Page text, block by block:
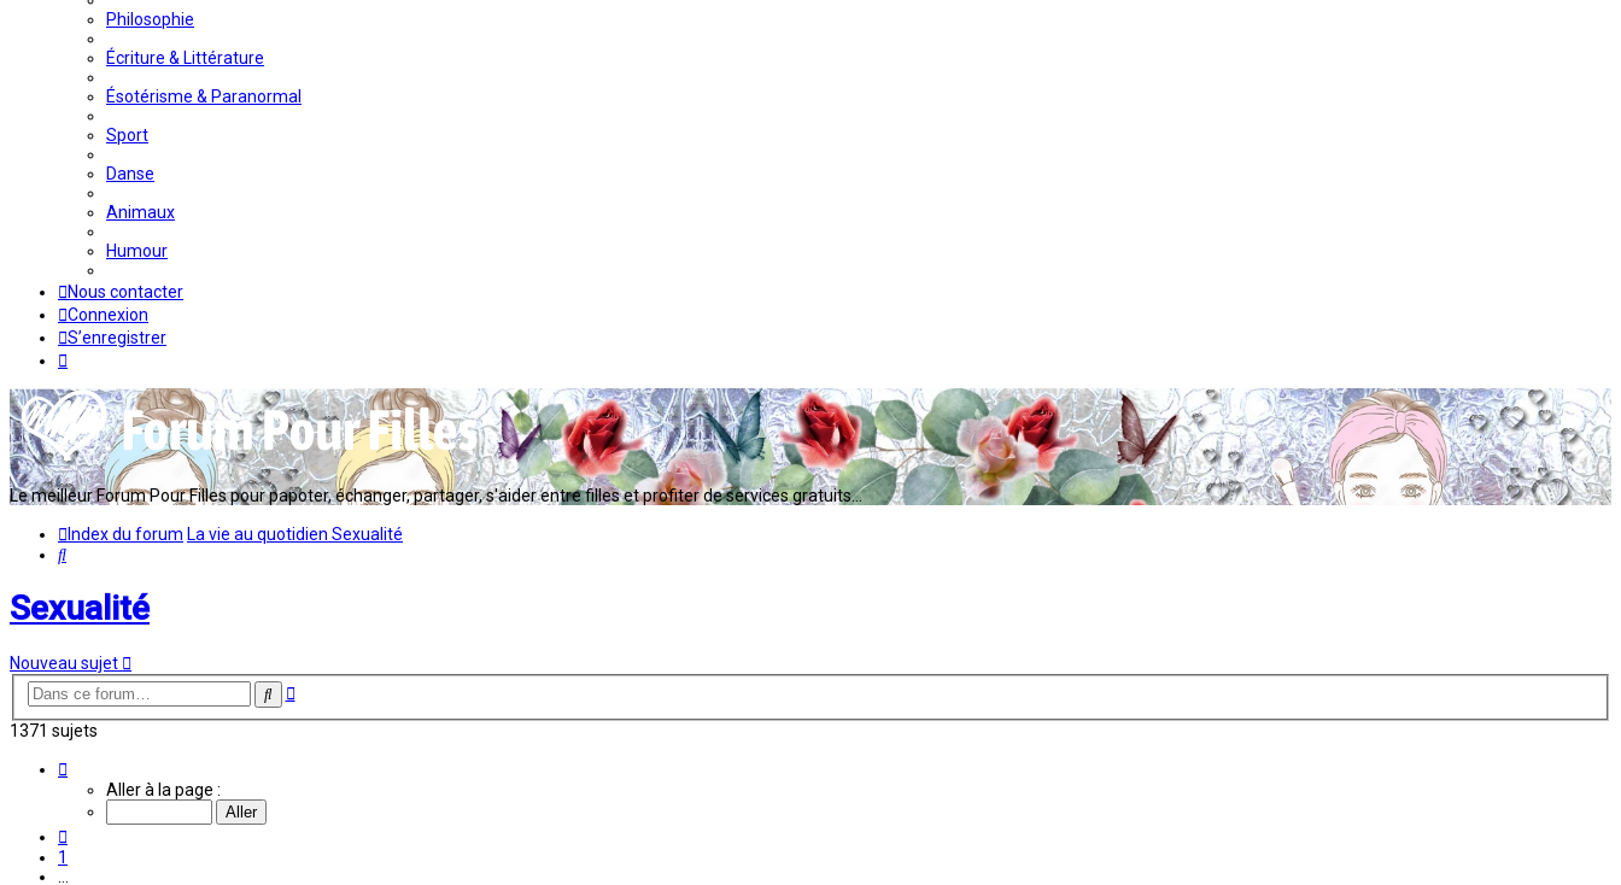
Philosophie
Écriture & Littérature
Ésotérisme & Paranormal
Sport
Danse
Animaux
Humour
Nous contacter
Connexion
S’enregistrer
Le meilleur Forum Pour Filles pour papoter, échanger, partager, s'aider entre filles et profiter de services gratuits...
Index du forum La vie au quotidien Sexualité
Rechercher
Sexualité
Nouveau sujet
Rechercher
Recherche
1371 sujets
Aller à la page :
1